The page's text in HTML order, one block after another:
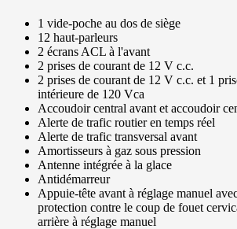
1 vide-poche au dos de siège
12 haut-parleurs
2 écrans ACL à l'avant
2 prises de courant de 12 V c.c.
2 prises de courant de 12 V c.c. et 1
intérieure de 120 Vca
Accoudoir central avant et accoudoir
Alerte de trafic routier en temps réel
Alerte de trafic transversal avant
Amortisseurs à gaz sous pression
Antenne intégrée à la glace
Antidémarreur
Appuie-tête avant à réglage manuel
protection contre le coup de fouet
arrière à réglage manuel